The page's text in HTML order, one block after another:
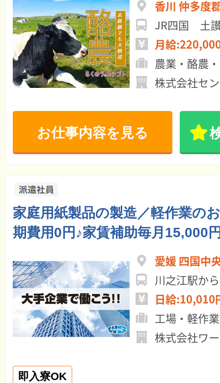
香川 仲多度
JR四国 土
月給
農業・酪農
株式会社セ
お仕事内容を見る
家庭用紙製品の製造／軽作業の
期費用0円♪家賃補助毎月15,000
愛媛 四国中
川之江駅か
日給:10,010
工場・軽作業
株式会社ワ
即入寮OK